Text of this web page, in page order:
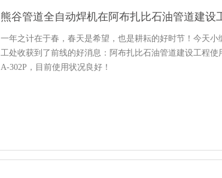
熊谷管道全自动焊机在阿布扎比石油管道建设
一年之计在于春，春天是希望，也是耕耘的好时节！今天小
工处收获到了前线的好消息：阿布扎比石油管道建设工程使
A-302P，目前使用状况良好！